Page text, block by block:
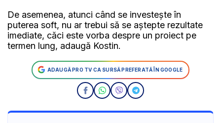
De asemenea, atunci când se investeşte în
puterea soft, nu ar trebui să se aştepte rezultate
imediate, căci este vorba despre un proiect pe
termen lung, adaugă Kostin.
ADAUGĂ PRO TV CA SURSĂ PREFERATĂ ÎN GOOGLE